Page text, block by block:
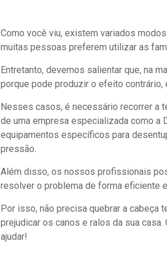
Como você viu, existem variados
muitas pessoas preferem utilizar as
Entretanto, devemos salientar que, na
porque pode produzir o efeito contrário,
Nesses casos, é necessário recorrer a
de uma empresa especializada como a
equipamentos específicos para
pressão.
Além disso, os nossos profissionais
resolver o problema de forma eficiente
Por isso, não precisa quebrar a cabeça
prejudicar os canos e ralos da sua
ajudar!